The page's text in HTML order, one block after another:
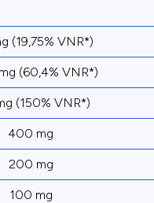
(19,75% VNR*)
(60,4% VNR*)
(150% VNR*)
400 mg
200 mg
100 mg